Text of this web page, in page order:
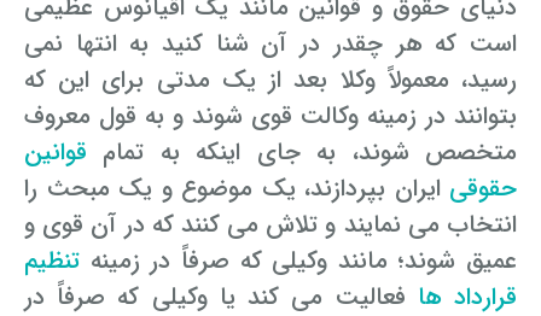
دنیای حقوق و قوانین مانند یک اقیانوس عظیمی
است که هر چقدر در آن شنا کنید به انتها نمی
رسید، معمولاً وکلا بعد از یک مدتی برای این که
بتوانند در زمینه وکالت قوی شوند و به قول معروف
متخصص شوند، به جای اینکه به تمام قوانین
حقوقی ایران بپردازند، یک موضوع و یک مبحث را
انتخاب می نمایند و تلاش می کنند که در آن قوی و
عمیق شوند؛ مانند وکیلی که صرفاً در زمینه تنظیم
قرارداد ها فعالیت می کند یا وکیلی که صرفاً در